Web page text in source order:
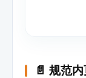
📄 规范